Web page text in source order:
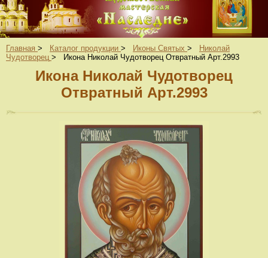
Главная > Каталог продукции > Иконы Святых >
Николай
Чудотворец > Икона Николай Чудотворец Отвратный Арт.2993
Икона Николай Чудотворец
Отвратный Арт.2993